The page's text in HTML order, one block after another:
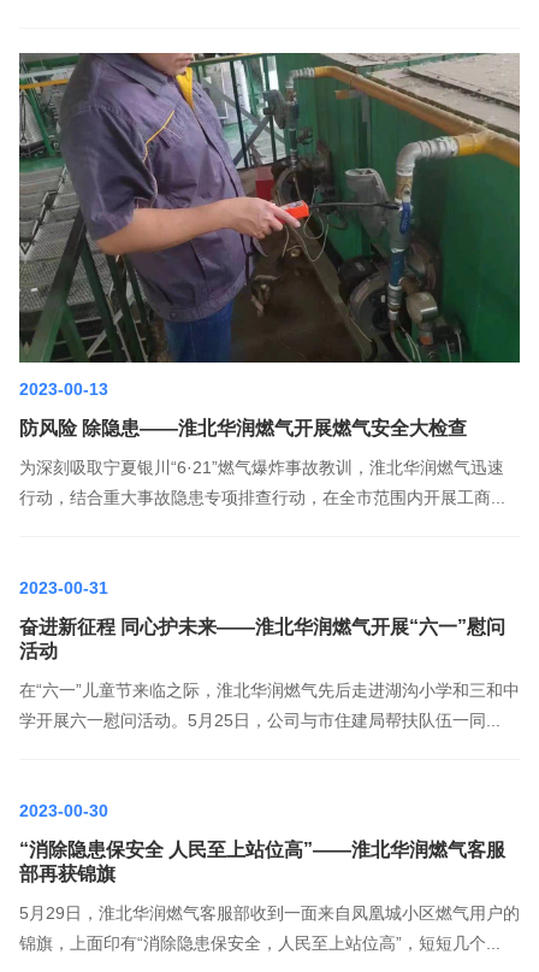
2023-00-13
防风险 除隐患——淮北华润燃气开展燃气安全大检查
为深刻吸取宁夏银川“6·21”燃气爆炸事故教训，淮北华润燃气迅速
行动，结合重大事故隐患专项排查行动，在全市范围内开展工商...
2023-00-31
奋进新征程 同心护未来——淮北华润燃气开展“六一”慰问
活动
在“六一”儿童节来临之际，淮北华润燃气先后走进湖沟小学和三和中
学开展六一慰问活动。5月25日，公司与市住建局帮扶队伍一同...
2023-00-30
“消除隐患保安全 人民至上站位高”——淮北华润燃气客服
部再获锦旗
5月29日，淮北华润燃气客服部收到一面来自凤凰城小区燃气用户的
锦旗，上面印有“消除隐患保安全，人民至上站位高”，短短几个...